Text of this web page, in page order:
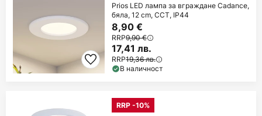
Prios LED лампа за вграждане Cadance,
бяла, 12 cm, CCT, IP44
8,90 €
RRP9,90 €
17,41 лв.
RRP19,36 лв.
В наличност
RRP -10%